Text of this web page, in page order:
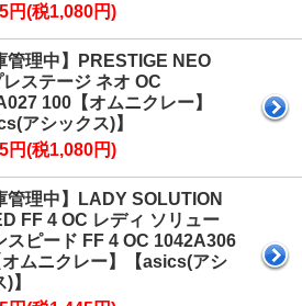
円(税1,080円)
管理中】PRESTIGE NEO
ステージ ネオ OC
100【オムニクレー】
アシックス)】
円(税1,080円)
管理中】LADY SOLUTION
FF 4 OC レディ ソリュー
スピード FF 4 OC 1042A306
ムニクレー】【asics(アシ
】